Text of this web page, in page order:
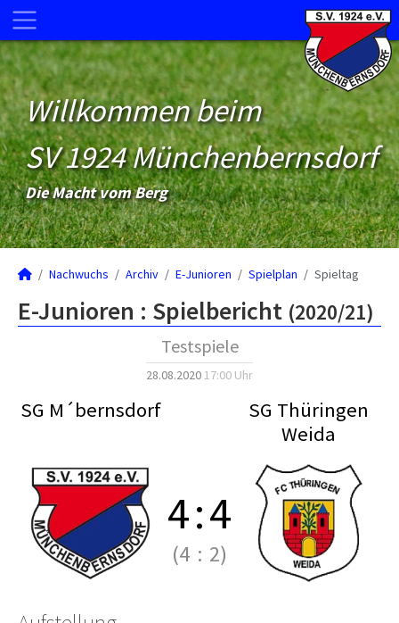
Willkommen beim
SV 1924 Münchenbernsdorf
Die Macht vom Berg
Nachwuchs Archiv E-Junioren Spielplan Spieltag
E-Junioren : Spielbericht (2020/21)
Testspiele
28.08.2020 17:00 Uhr
SG M´bernsdorf
SG Thüringen
Weida
4:4
(4 : 2)